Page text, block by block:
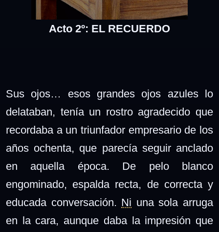
Acto 2º: EL RECUERDO
Sus ojos… esos grandes ojos azules lo
delataban, tenía un rostro agradecido que
recordaba a un triunfador empresario de los
años ochenta, que parecía seguir anclado
en aquella época. De pelo blanco
engominado, espalda recta, de correcta y
educada conversación. Ni una sola arruga
en la cara, aunque daba la impresión que